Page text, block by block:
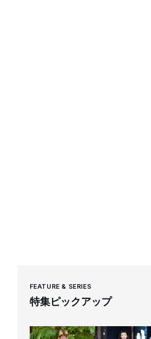
FEATURE & SERIES
特集ピックアップ